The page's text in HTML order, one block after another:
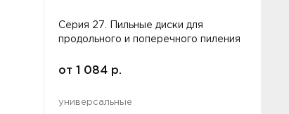
Серия 27. Пильные диски для
продольного и поперечного пиления
от 1 084 р.
универсальные